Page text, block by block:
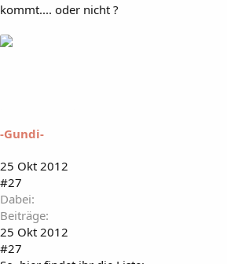
kommt.... oder nicht ?
-Gundi-
25 Okt 2012
#27
Dabei
Beiträge
25 Okt 2012
#27